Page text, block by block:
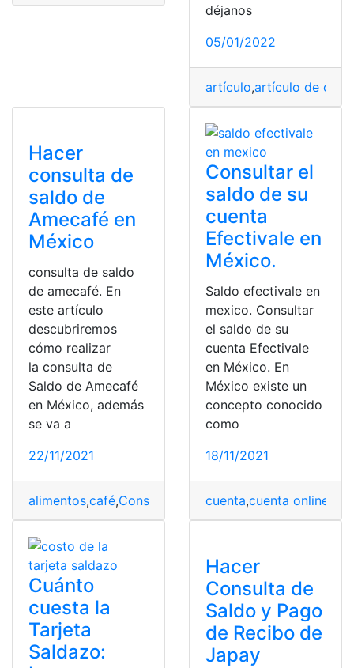
déjanos
05/01/2022
artículo,artículo de
Hacer
consulta de
saldo de
Amecafé en
México
consulta de saldo
de amecafé. En
este artículo
descubriremos
cómo realizar
la consulta de
Saldo de Amecafé
en México, además
se va a
22/11/2021
alimentos,café,Consultas México,saldos
Consultar el
saldo de su
cuenta
Efectivale en
México.
Saldo efectivale en
mexico. Consultar
el saldo de su
cuenta Efectivale
en México. En
México existe un
concepto conocido
como
18/11/2021
cuenta,cuenta online
Cuánto
cuesta la
Tarjeta
Saldazo:
Hacer
Consulta de
Saldo y Pago
de Recibo de
Japay